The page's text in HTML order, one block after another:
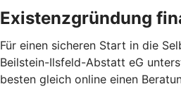
Existenzgründung
Für einen sicheren Start in die
Beilstein-Ilsfeld-Abstatt eG
besten gleich online einen